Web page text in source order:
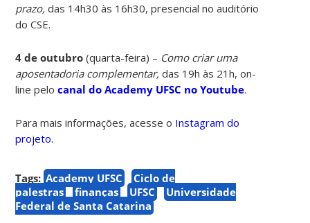
prazo,das 14h30 às 16h30, presencial no auditório
do CSE.
4 de outubro(quarta-feira) – Como criar uma
aposentadoria complementar,das 19h às 21h, on-
line pelocanal do Academy UFSC no Youtube.
Para mais informações, acesse o Instagram do
projeto.
Tags: Academy UFSC
Ciclo de
palestras
finanças UFSC
Universidade
Federal de Santa Catarina